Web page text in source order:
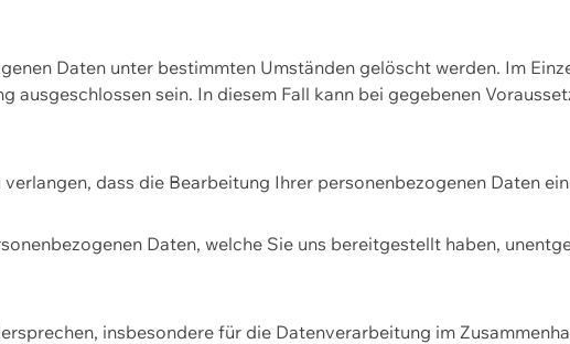
Daten unter bestimmten Umständen gelöscht werden. Im
sein. In diesem Fall kann bei gegebenen
dass die Bearbeitung Ihrer personenbezogenen Daten
Daten, welche Sie uns bereitgestellt haben,
insbesondere für die Datenverarbeitung im